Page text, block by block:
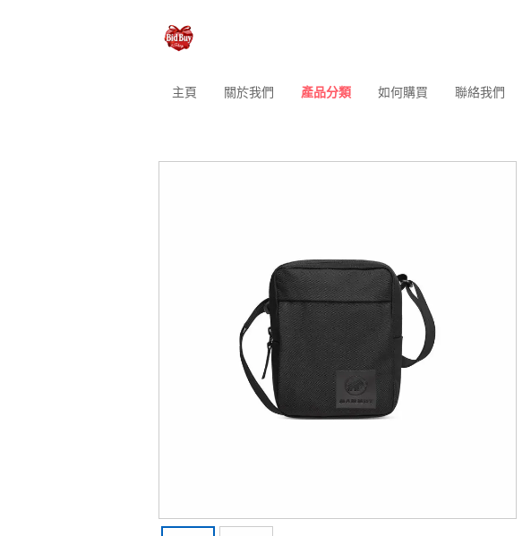
主頁 關於我們 產品分類 如何購買 聯絡我們